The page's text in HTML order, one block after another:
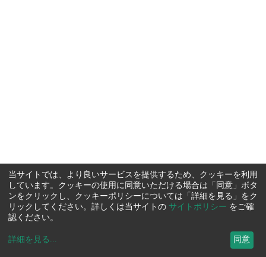
当サイトでは、より良いサービスを提供するため、クッキーを利用
しています。クッキーの使用に同意いただける場合は「同意」ボタ
ンをクリックし、クッキーポリシーについては「詳細を見る」をク
リックしてください。詳しくは当サイトの サイトポリシー をご確
認ください。
詳細を見る ... 同意